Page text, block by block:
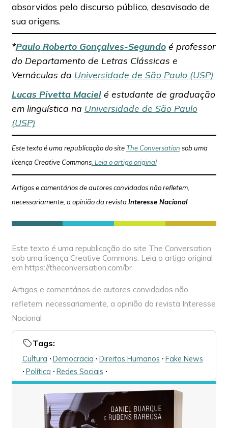
absorvidos pelo discurso público, desavisado de
sua origens.
*Paulo Roberto Gonçalves-Segundoé professor
do Departamento de Letras Clássicas e
Vernáculas da Universidade de São Paulo (USP)
Lucas Pivetta Maciel é estudante de graduação
em linguística na Universidade de São Paulo
(USP)
Este texto é uma republicação do site The Conversation sob uma
licença Creative Commons. Leia o artigo original
Artigos e comentários de autores convidados não refletem,
necessariamente, a opinião da revistaInteresse Nacional
Este texto é uma republicação do site The Conversation
sob uma licença Creative Commons. Leia o artigo original
em https://theconversation.com/br
Artigos e comentários de autores convidados não
refletem, necessariamente, a opinião da revista Interesse
Nacional
Tags:
Cultura 🞌 Democracia 🞌 Direitos Humanos 🞌 Fake News
🞌 Política 🞌 Redes Sociais 🞌